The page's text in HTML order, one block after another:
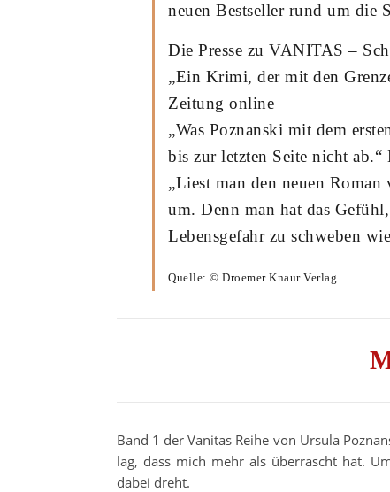
neuen Bestseller rund um die
Die Presse zu VANITAS –
„Ein Krimi, der mit den
Zeitung online
„Was Poznanski mit dem
bis zur letzten Seite nicht ab.“
„Liest man den neuen
um. Denn man hat das
Lebensgefahr zu schweben
Quelle: © Droemer Knaur Verlag
Band 1 der Vanitas Reihe von Ursula
lag, dass mich mehr als überrascht hat.
dabei dreht.